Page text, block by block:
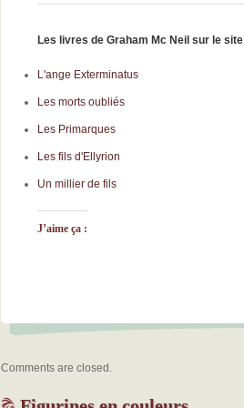
Les livres de Graham Mc Neil sur le site
L'ange Exterminatus
Les morts oubliés
Les Primarques
Les fils d'Ellyrion
Un millier de fils
J’aime ça :
Comments are closed.